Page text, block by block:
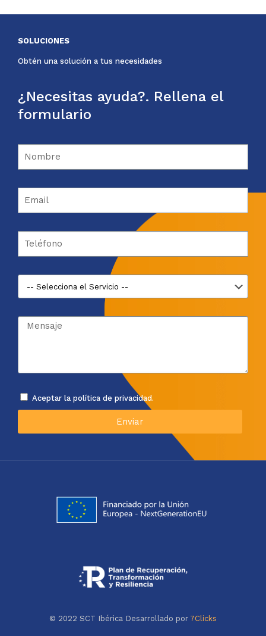
SOLUCIONES
Obtén una solución a tus necesidades
¿Necesitas ayuda?. Rellena el
formulario
Aceptar la política de privacidad.
Enviar
© 2022 SCT Ibérica Desarrollado por 7Clicks